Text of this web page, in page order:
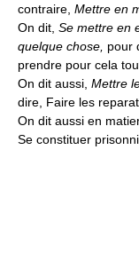
contraire, Mettre en
On dit, Se mettre en
quelque chose, pour
prendre pour cela
On dit aussi, Mettre
dire, Faire les
On dit aussi en
Se constituer